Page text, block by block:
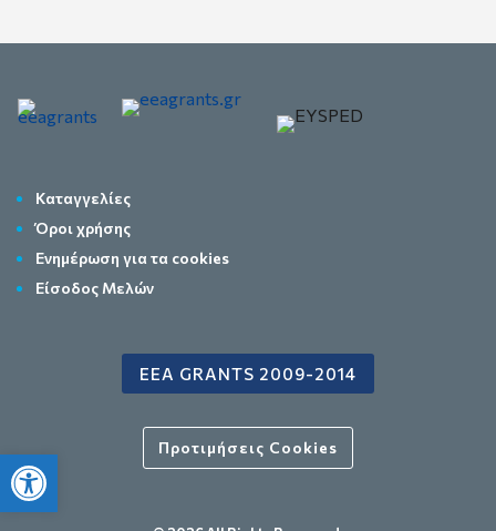
Καταγγελίες
Όροι χρήσης
Ενημέρωση για τα cookies
Είσοδος Μελών
EEA GRANTS 2009-2014
Προτιμήσεις Cookies
Ανοίξτε τη γραμμή εργαλείων